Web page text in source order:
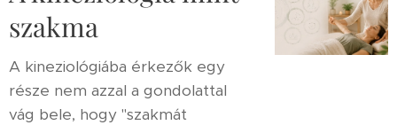
szakma
A kineziológiába érkezők egy
része nem azzal a gondolattal
vág bele, hogy "szakmát